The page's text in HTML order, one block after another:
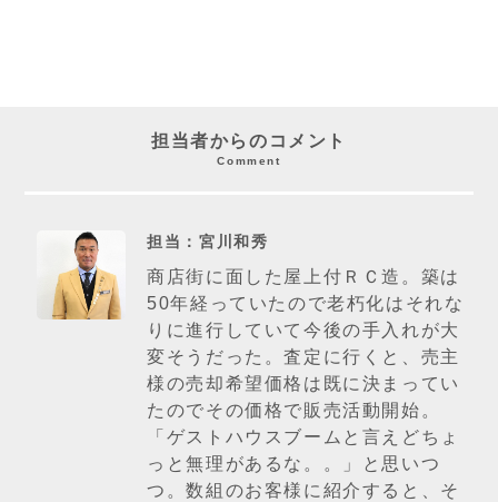
担当者からのコメント
Comment
担当：宮川和秀
商店街に面した屋上付ＲＣ造。築は
50年経っていたので老朽化はそれな
りに進行していて今後の手入れが大
変そうだった。査定に行くと、売主
様の売却希望価格は既に決まってい
たのでその価格で販売活動開始。
「ゲストハウスブームと言えどちょ
っと無理があるな。。」と思いつ
つ。数組のお客様に紹介すると、そ